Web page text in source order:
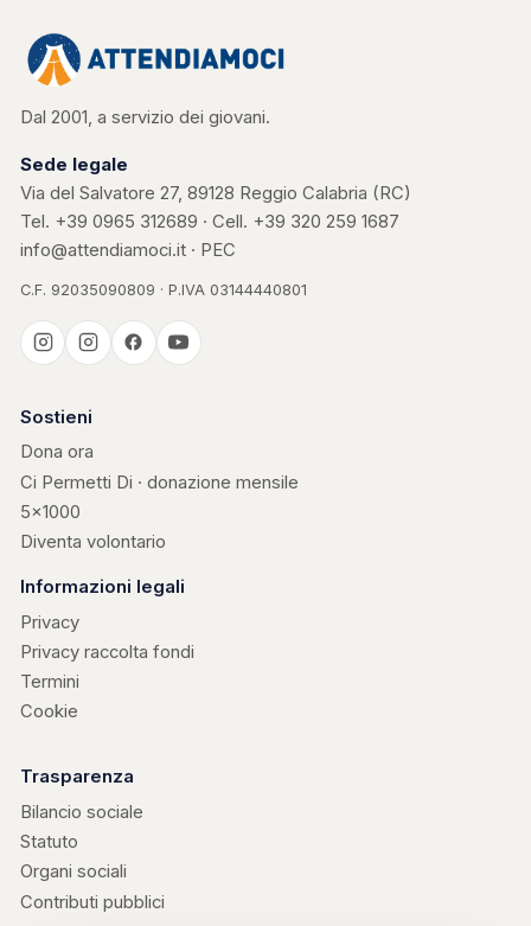
Dal 2001, a servizio dei giovani.
Sede legale
Via del Salvatore 27, 89128 Reggio Calabria (RC)
Tel. +39 0965 312689 · Cell. +39 320 259 1687
info@attendiamoci.it · PEC
C.F. 92035090809 · P.IVA 03144440801
Casa Kerigma
Sostieni
Dona ora
Ci Permetti Di · donazione mensile
5×1000
Diventa volontario
Informazioni legali
Privacy
Privacy raccolta fondi
Termini
Cookie
Trasparenza
Bilancio sociale
Statuto
Organi sociali
Contributi pubblici